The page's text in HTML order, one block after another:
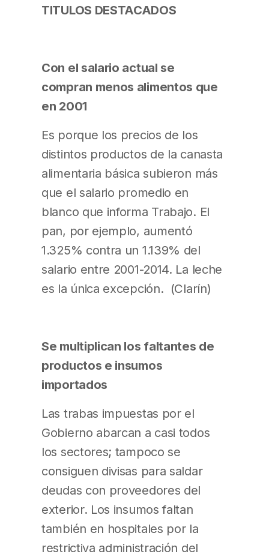
TITULOS DESTACADOS
Con el salario actual se
compran menos alimentos que
en 2001
Es porque los precios de los
distintos productos de la canasta
alimentaria básica subieron más
que el salario promedio en
blanco que informa Trabajo. El
pan, por ejemplo, aumentó
1.325% contra un 1.139% del
salario entre 2001-2014. La leche
es la única excepción. (Clarín)
Se multiplican los faltantes de
productos e insumos
importados
Las trabas impuestas por el
Gobierno abarcan a casi todos
los sectores; tampoco se
consiguen divisas para saldar
deudas con proveedores del
exterior. Los insumos faltan
también en hospitales por la
restrictiva administración del